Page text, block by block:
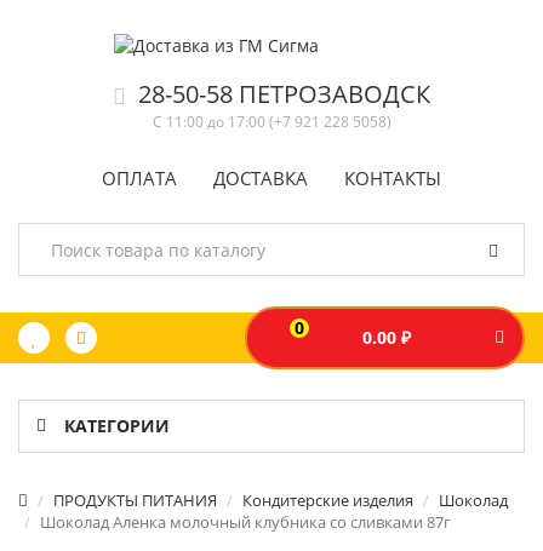
28-50-58 ПЕТРОЗАВОДСК
С 11:00 до 17:00 (+7 921 228 5058)
ОПЛАТА ДОСТАВКА КОНТАКТЫ
0 0.00 ₽
КАТЕГОРИИ
ПРОДУКТЫ ПИТАНИЯ Кондитерские изделия
Шоколад
Шоколад Аленка молочный клубника со сливками 87г